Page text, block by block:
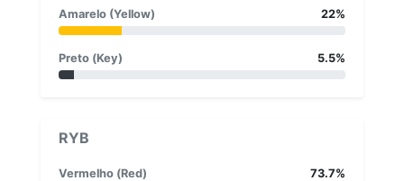
Amarelo (Yellow) 22%
Preto (Key) 5.5%
RYB
Vermelho (Red) 73.7%